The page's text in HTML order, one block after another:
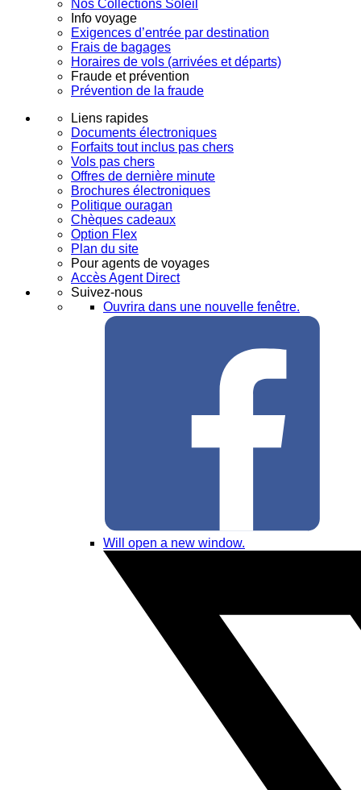
Nos Collections Soleil
Info voyage
Exigences d’entrée par destination
Frais de bagages
Horaires de vols (arrivées et départs)
Fraude et prévention
Prévention de la fraude
Liens rapides
Documents électroniques
Forfaits tout inclus pas chers
Vols pas chers
Offres de dernière minute
Brochures électroniques
Politique ouragan
Chèques cadeaux
Option Flex
Plan du site
Pour agents de voyages
Accès Agent Direct
Suivez-nous
Ouvrira dans une nouvelle fenêtre.
Will open a new window.